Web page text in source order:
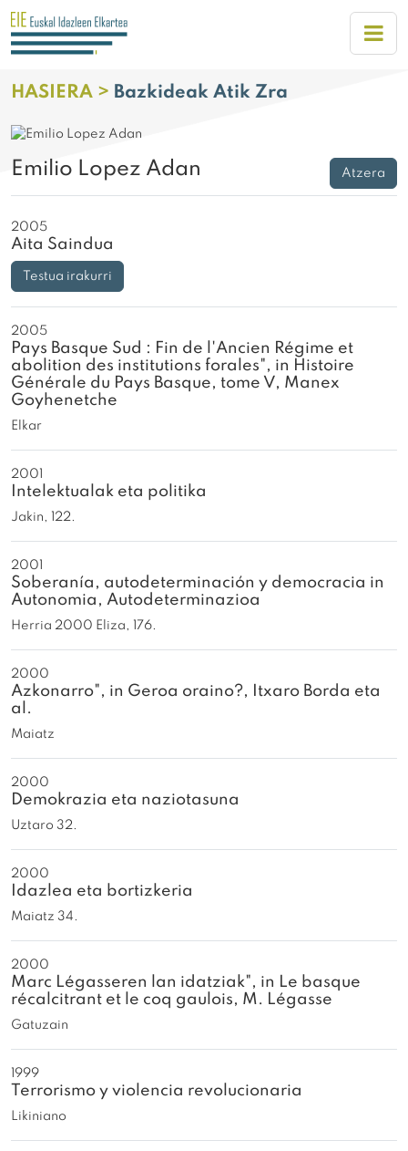
HASIERA > Bazkideak Atik Zra
Emilio Lopez Adan Atzera
2005
Aita Saindua
Testua irakurri
2005
Pays Basque Sud : Fin de l'Ancien Régime et
abolition des institutions forales", in Histoire
Générale du Pays Basque, tome V, Manex
Goyhenetche
Elkar
2001
Intelektualak eta politika
Jakin, 122.
2001
Soberanía, autodeterminación y democracia in
Autonomia, Autodeterminazioa
Herria 2000 Eliza, 176.
2000
Azkonarro", in Geroa oraino?, Itxaro Borda eta
al.
Maiatz
2000
Demokrazia eta naziotasuna
Uztaro 32.
2000
Idazlea eta bortizkeria
Maiatz 34.
2000
Marc Légasseren lan idatziak", in Le basque
récalcitrant et le coq gaulois, M. Légasse
Gatuzain
1999
Terrorismo y violencia revolucionaria
Likiniano